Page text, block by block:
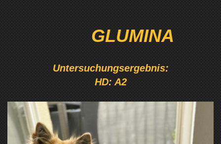
GLUMINA
Untersuchungsergebnis:
HD: A2